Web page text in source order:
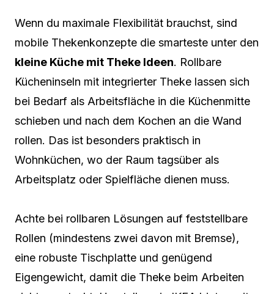
Wenn du maximale Flexibilität brauchst, sind
mobile Thekenkonzepte die smarteste unter den
kleine Küche mit Theke Ideen. Rollbare
Kücheninseln mit integrierter Theke lassen sich
bei Bedarf als Arbeitsfläche in die Küchenmitte
schieben und nach dem Kochen an die Wand
rollen. Das ist besonders praktisch in
Wohnküchen, wo der Raum tagsüber als
Arbeitsplatz oder Spielfläche dienen muss.
Achte bei rollbaren Lösungen auf feststellbare
Rollen (mindestens zwei davon mit Bremse),
eine robuste Tischplatte und genügend
Eigengewicht, damit die Theke beim Arbeiten